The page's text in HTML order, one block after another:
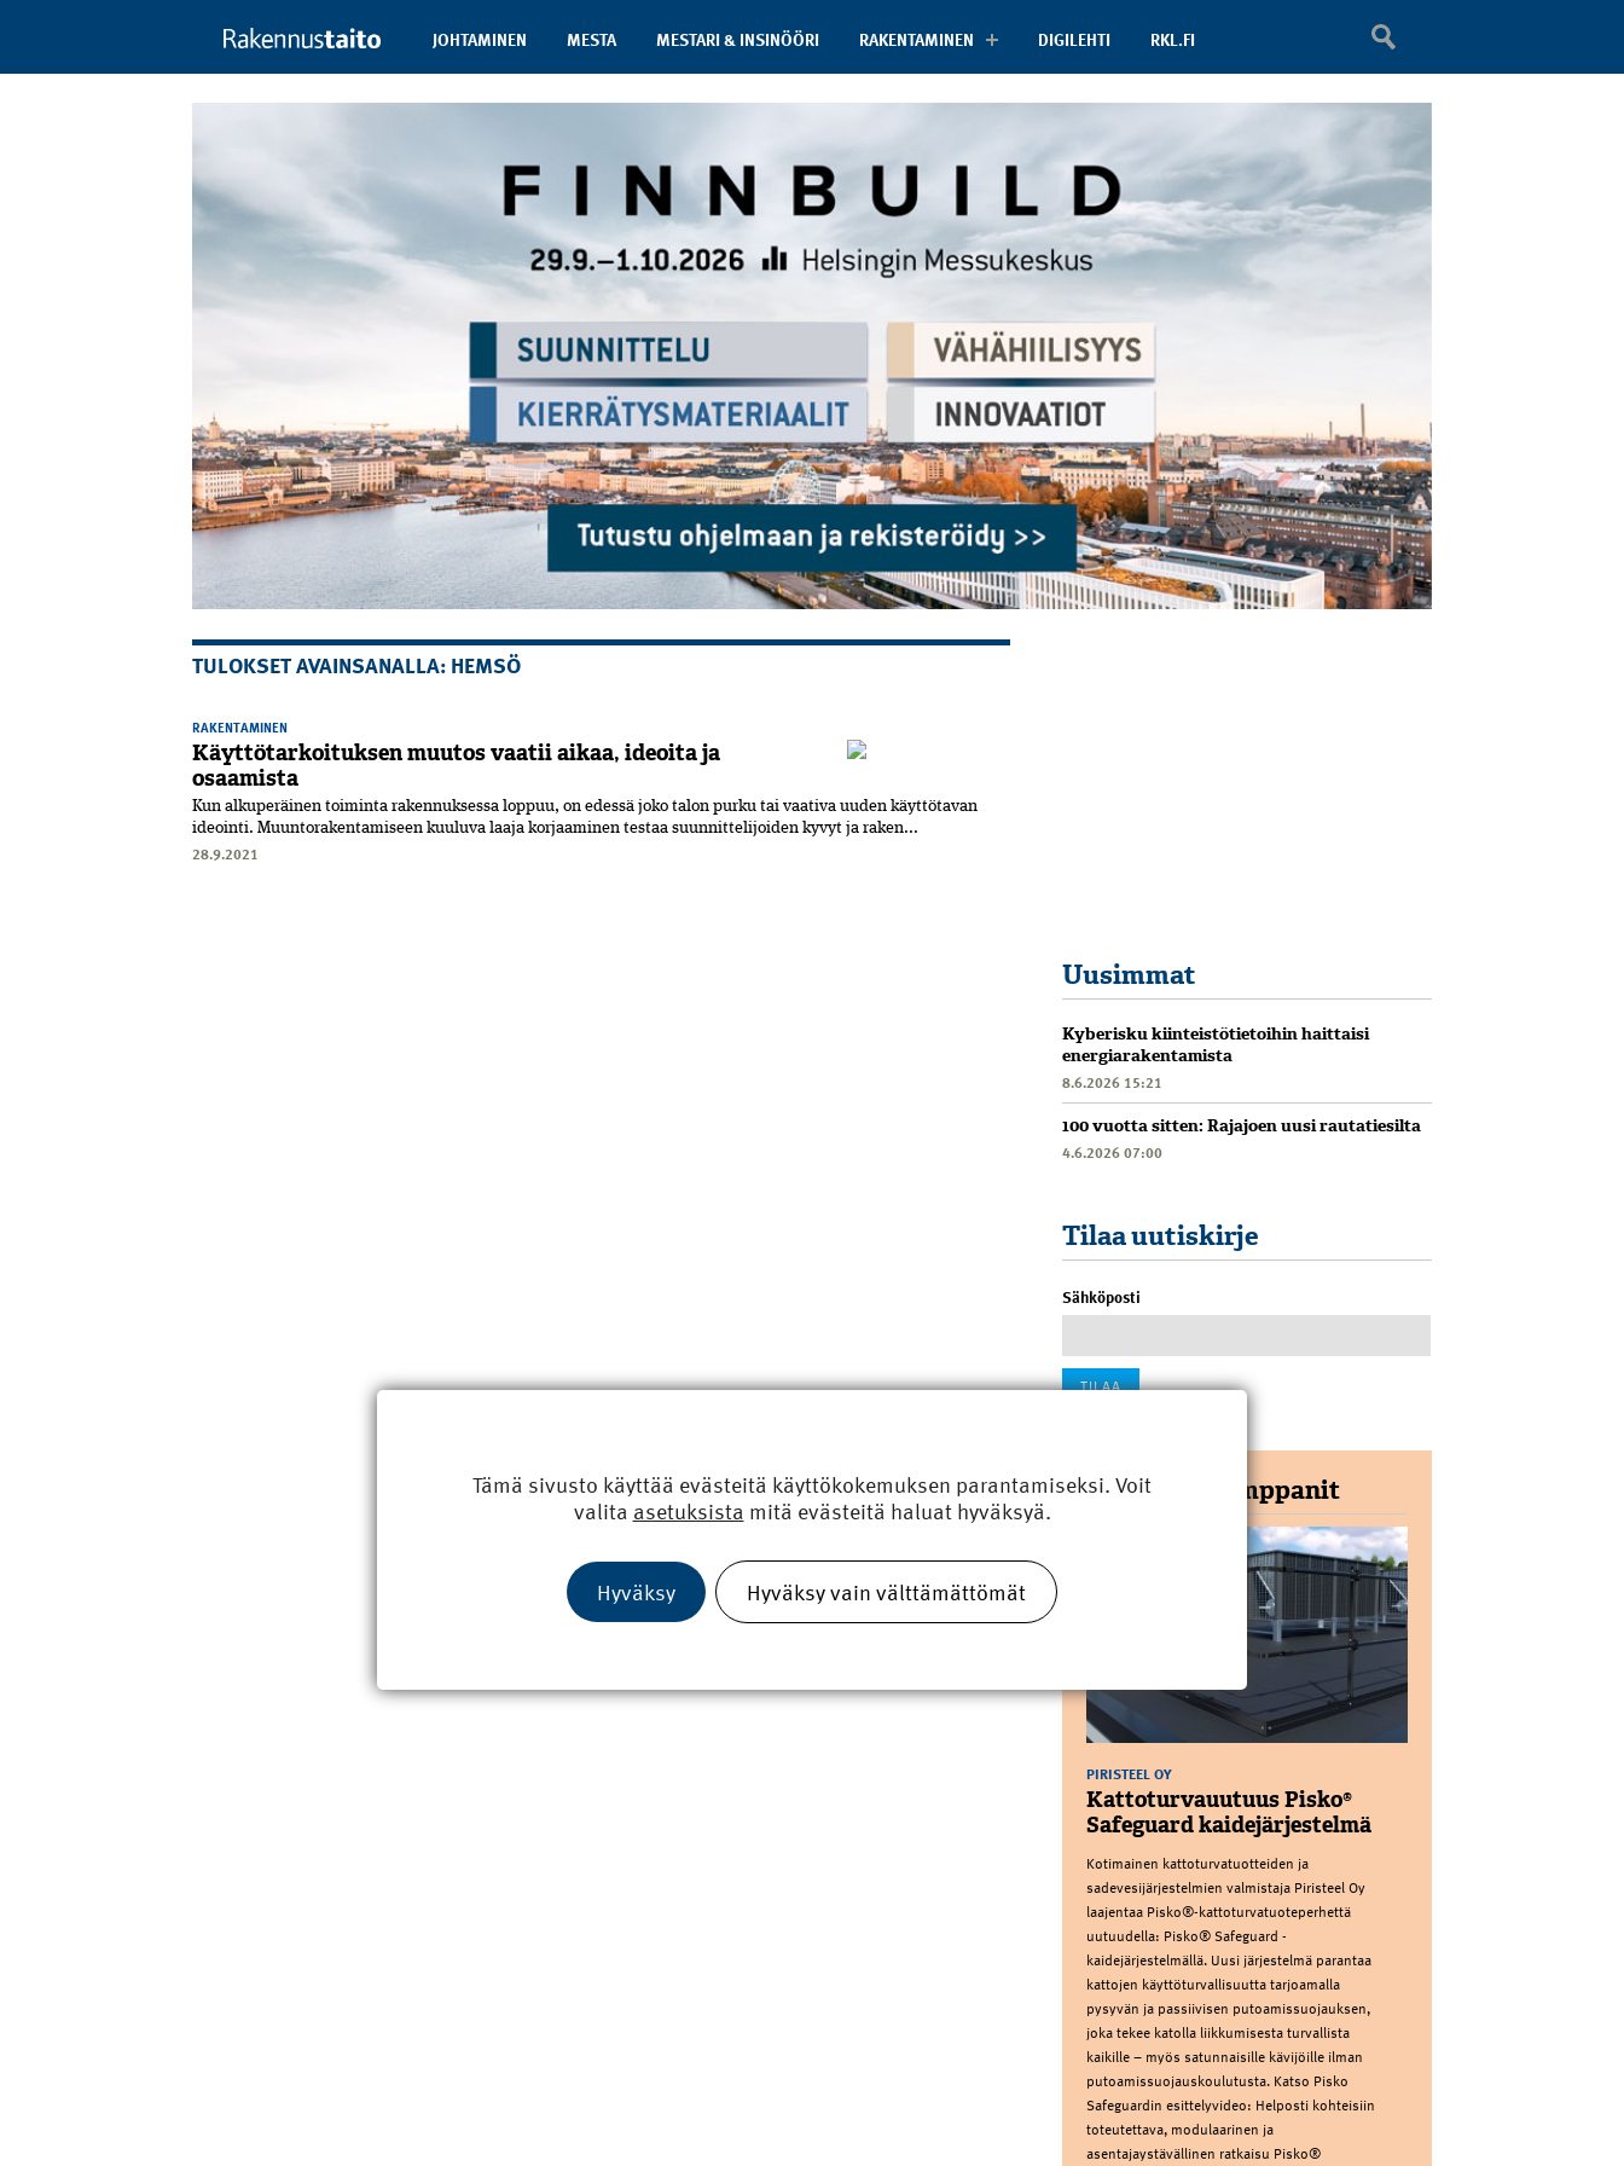
JOHTAMINEN MESTA MESTARI & INSINÖÖRI RAKENTAMINEN DIGILEHTI RKL.FI
TULOKSET AVAINSANALLA: HEMSÖ
RAKENTAMINEN
Käyttötarkoituksen muutos vaatii aikaa, ideoita ja
osaamista
Kun alkuperäinen toiminta rakennuksessa loppuu, on edessä joko talon purku tai vaativa uuden käyttötavan
ideointi. Muuntorakentamiseen kuuluva laaja korjaaminen testaa suunnittelijoiden kyvyt ja raken...
28.9.2021
Uusimmat
Kyberisku kiinteistötietoihin haittaisi
energiarakentamista
8.6.2026 15:21
100 vuotta sitten: Rajajoen uusi rautatiesilta
4.6.2026 07:00
Tilaa uutiskirje
Sähköposti
Yhteistyökumppanit
PIRISTEEL OY
Kattoturvauutuus Pisko®
Safeguard kaidejärjestelmä
Kotimainen kattoturvatuotteiden ja
sadevesijärjestelmien valmistaja Piristeel Oy
laajentaa Pisko®-kattoturvatuoteperhettä
uutuudella: Pisko® Safeguard -
kaidejärjestelmällä. Uusi järjestelmä parantaa
kattojen käyttöturvallisuutta tarjoamalla
pysyvän ja passiivisen putoamissuojauksen,
joka tekee katolla liikkumisesta turvallista
kaikille – myös satunnaisille kävijöille ilman
putoamissuojauskoulutusta. Katso Pisko
Safeguardin esittelyvideo: Helposti kohteisiin
toteutettava, modulaarinen ja
asentajaystävällinen ratkaisu Pisko®
Tämä sivusto käyttää evästeitä käyttökokemuksen parantamiseksi. Voit
valita asetuksista mitä evästeitä haluat hyväksyä.
Hyväksy Hyväksy vain välttämättömät